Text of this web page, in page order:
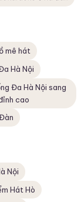
mê hát
Hà Nội
Đa Hà Nội sang
cao
Nội
Hát Hò